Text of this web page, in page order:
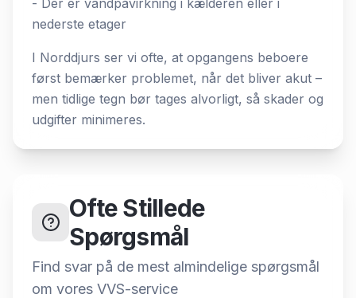
- Der er vandpåvirkning i kælderen eller i
nederste etager
I Norddjurs ser vi ofte, at opgangens beboere
først bemærker problemet, når det bliver akut –
men tidlige tegn bør tages alvorligt, så skader og
udgifter minimeres.
Ofte Stillede
Spørgsmål
Find svar på de mest almindelige spørgsmål
om vores VVS-service